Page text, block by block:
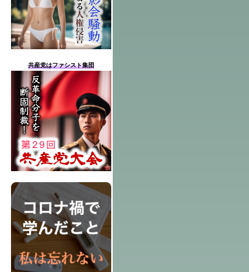
共産党はファシスト集団